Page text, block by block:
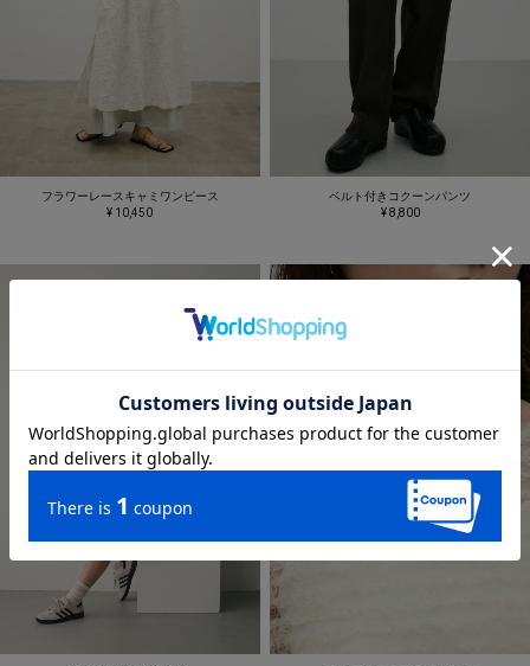
フラワーレースキャミワンピース
¥ 10,450
ベルト付きコクーンパンツ
¥ 8,800